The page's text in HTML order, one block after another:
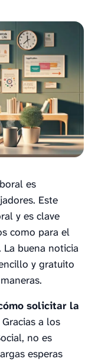
es
Este
y es clave
como para el
La buena noticia
y gratuito
solicitar la
a los
no es
esperas